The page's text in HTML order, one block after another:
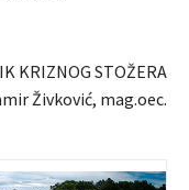
KRIZNOG STOŽERA
Živković, mag.oec.